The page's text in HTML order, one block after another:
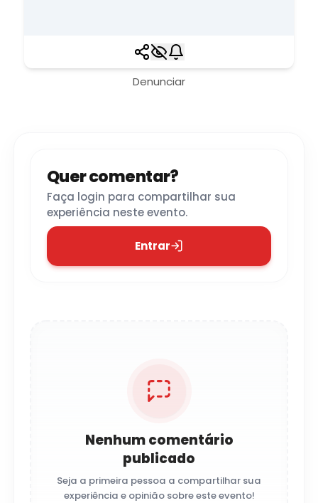
Denunciar
Quer comentar?
Faça login para compartilhar sua
experiência neste evento.
Entrar
Nenhum comentário
publicado
Seja a primeira pessoa a compartilhar sua
experiência e opinião sobre este evento!